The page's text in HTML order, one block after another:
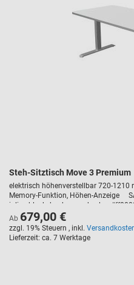
Steh-Sitztisch Move 3 Premium
elektrisch höhenverstellbar 720-1210
Memory-Funktion, Höhen-Anzeige SALE % .custom-sale-badge { display:
inline-block; background-color: #ff0000; /* Auffälliges Rot */ color: #ffffff; /*
Weiße Schrift */ font-weight: bold; text-transform: uppercase; padding: 5px
10px; border-radius: 3px; font-size: 14px; margin-bottom: 10px; letter-
spacing: 1px; }
Ab 679,00 €
zzgl. 19% Steuern , inkl.
Lieferzeit ca. 7 Werktage